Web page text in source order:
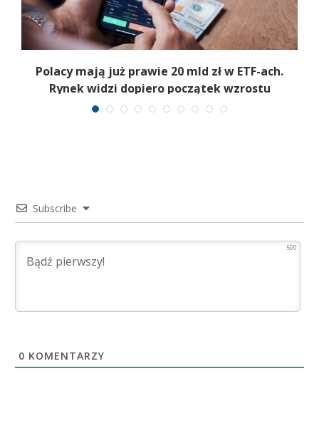
Polacy mają już prawie 20 mld zł w ETF-ach.
Rynek widzi dopiero początek wzrostu
Subscribe
500
0 KOMENTARZY